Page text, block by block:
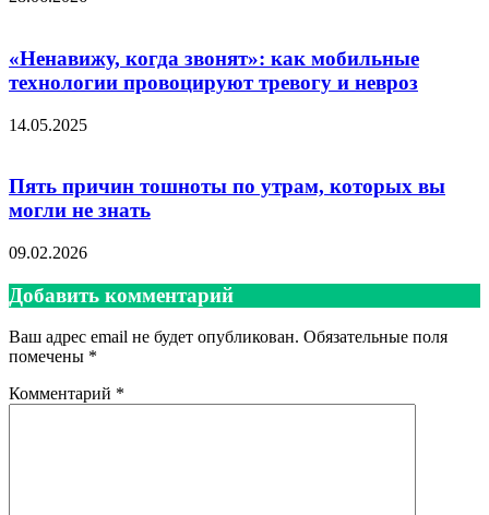
«Ненавижу, когда звонят»: как мобильные
технологии провоцируют тревогу и невроз
14.05.2025
Пять причин тошноты по утрам, которых вы
могли не знать
09.02.2026
Добавить комментарий
Ваш адрес email не будет опубликован. Обязательные поля
помечены *
Комментарий *